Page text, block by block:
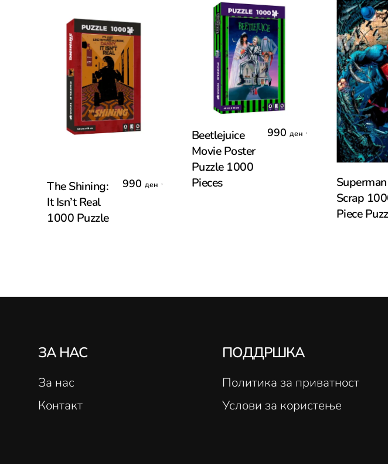
The Shining:
It Isn’t Real
1000 Puzzle
990ден ,
Beetlejuice
Movie Poster
Puzzle 1000
Pieces
990 ден ,
Superman
Scrap
Piece
ЗА НАС
За нас
Контакт
ПОДДРШКА
Политика за приватност
Услови за користење